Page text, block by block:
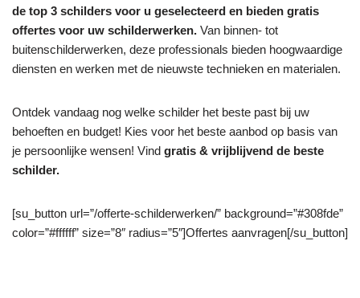
de top 3 schilders voor u geselecteerd en bieden gratis
offertes voor uw schilderwerken. Van binnen- tot
buitenschilderwerken, deze professionals bieden hoogwaardige
diensten en werken met de nieuwste technieken en materialen.
Ontdek vandaag nog welke schilder het beste past bij uw
behoeften en budget! Kies voor het beste aanbod op basis van
je persoonlijke wensen! Vind gratis & vrijblijvend de beste
schilder.
[su_button url=”/offerte-schilderwerken/” background=”#308fde”
color=”#ffffff” size=”8″ radius=”5″]Offertes aanvragen[/su_button]